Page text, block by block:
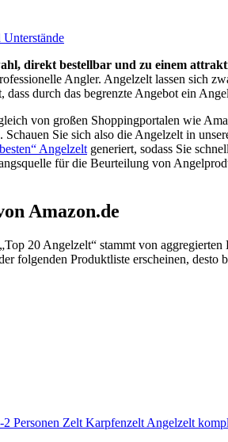
Unterstände
direkt bestellbar und zu einem
Angler. Angelzelt lassen sich
dass durch das begrenzte Angebot ein
von großen Shoppingportalen wie
Schauen Sie sich also die Angelzelt in
Angelzeltgeneriert, sodass Sie
für die Beurteilung von
Amazon.de
20 Angelzelt“ stammt von
folgenden Produktliste erscheinen,
Personen Zelt Karpfenzelt Angelzelt